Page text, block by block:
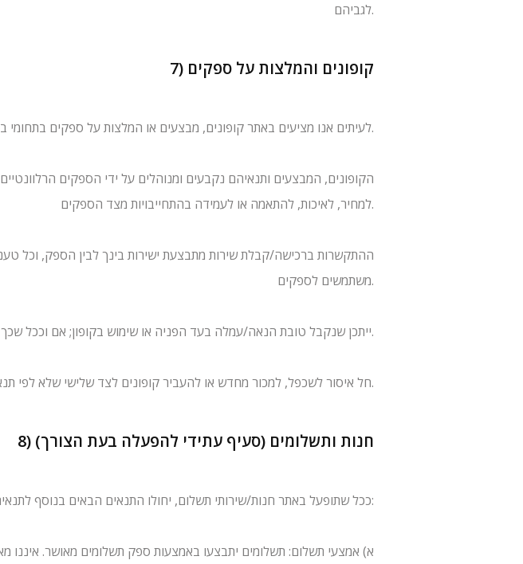
לגביהם.
7) קופונים והמלצות על ספקים
לעיתים אנו מציעים באתר קופונים, מבצעים או המלצות על ספקים בתחומי בניה, חומרים ושירותים נלווים. השירות ניתן כמידע לציבור בלבד.
הקופונים, המבצעים ותנאיהם נקבעים ומנוהלים על ידי הספקים
למחיר, לאיכות, להתאמה או לעמידה בהתחייבויות מצד הספקים.
ההתקשרות ברכישה/קבלת שירות מתבצעת ישירות בינך לבין הספק, וכל
משתמשים לספקים.
ייתכן שנקבל טובת הנאה/עמלה בעד הפניה או שימוש בקופון; אם וככל שכך – נציין זאת בשקיפות במקום הרלוונטי באתר.
חל איסור לשכפל, למכור מחדש או להעביר קופונים לצד שלישי שלא לפי תנאי הספק. שימוש לרעה יביא לביטול הזכאות, ללא פגיעה ביתר הסעדים על פי דין.
8) חנות ותשלומים (סעיף עתידי להפעלה בעת הצורך)
ככל שתופעל באתר חנות/שירותי תשלום, יחולו התנאים הבאים בנוסף לתנאים הכלליים:
א) אמצעי תשלום: תשלומים יתבצעו באמצעות ספק תשלומים מאושר. איננו